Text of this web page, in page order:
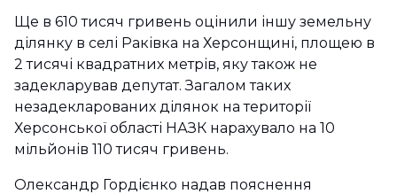
Ще в 610 тисяч гривень оцінили іншу земельну
ділянку в селі Раківка на Херсонщині, площею в
2 тисячі квадратних метрів, яку також не
задекларував депутат. Загалом таких
незадекларованих ділянок на території
Херсонської області НАЗК нарахувало на 10
мільйонів 110 тисяч гривень.
Олександр Гордієнко надав пояснення